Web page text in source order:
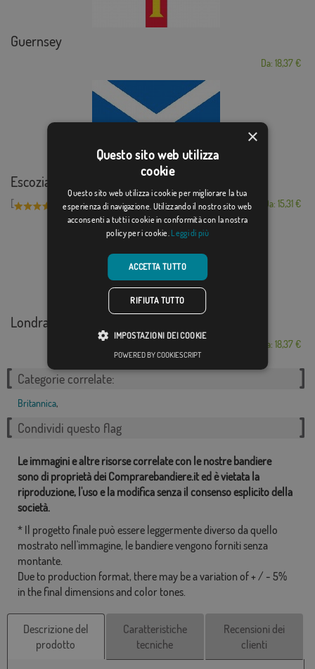
Guernsey
Da: 18,37 €
Escozia
[ (5)] Da: 15,31 €
Londra
Da: 18,37 €
Categorie correlate:
Britannica,
Condividi questo flag
Le immagini e altre risorse correlate con le nostre bandiere
sono di proprietà dei Comprarebandiere.it ed è vietata la
riproduzione, l'uso e la modifica senza il consenso esplicito della
società.
* Il progetto finale può essere leggermente diverso da quello
mostrato nell'immagine, le bandiere vengono forniti senza
montante.
Due to production format, there may be a variation of + / - 5%
in the final dimensions and color tones.
Descrizione del
prodotto
Caratteristiche
tecniche
Recensioni dei
clienti
×
Questo sito web utilizza
cookie
Questo sito web utilizza i cookie per migliorare la tua
esperienza di navigazione. Utilizzando il nostro sito web
acconsenti a tutti i cookie in conformità con la nostra
policy per i cookie. Leggi di più
ACCETTA TUTTO
RIFIUTA TUTTO
IMPOSTAZIONI DEI COOKIE
POWERED BY COOKIESCRIPT